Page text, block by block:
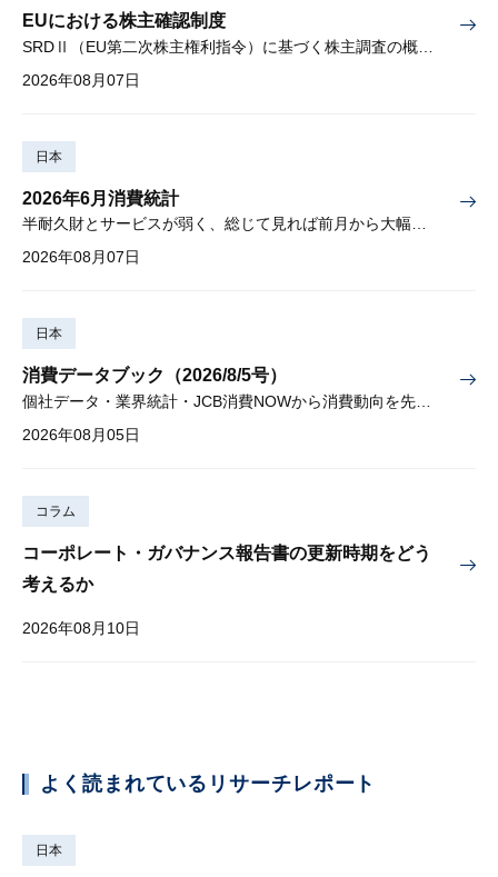
EUにおける株主確認制度
2026年08月07日
日本
2026年6月消費統計
半耐久財とサービスが弱く、総じて見れば前月から大幅に減少
2026年08月07日
日本
消費データブック（2026/8/5号）
2026年08月05日
コラム
コーポレート・ガバナンス報告書の更新時期をどう
考えるか
2026年08月10日
よく読まれているリサーチレポート
日本